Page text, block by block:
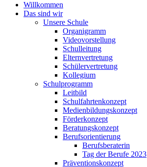
Willkommen
Das sind wir
Unsere Schule
Organigramm
Videovorstellung
Schulleitung
Elternvertretung
Schülervertretung
Kollegium
Schulprogramm
Leitbild
Schulfahrtenkonzept
Medienbildungskonzept
Förderkonzept
Beratungskonzept
Berufsorientierung
Berufsberaterin
Tag der Berufe 2023
Präventionskonzept